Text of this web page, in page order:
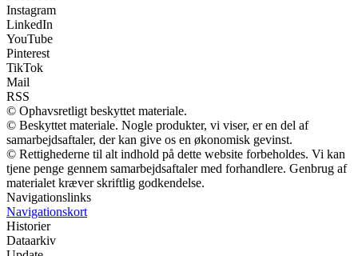
Instagram
LinkedIn
YouTube
Pinterest
TikTok
Mail
RSS
© Ophavsretligt beskyttet materiale.
© Beskyttet materiale. Nogle produkter, vi viser, er en del af
samarbejdsaftaler, der kan give os en økonomisk gevinst.
© Rettighederne til alt indhold på dette website forbeholdes. Vi kan
tjene penge gennem samarbejdsaftaler med forhandlere. Genbrug af
materialet kræver skriftlig godkendelse.
Navigationslinks
Navigationskort
Historier
Dataarkiv